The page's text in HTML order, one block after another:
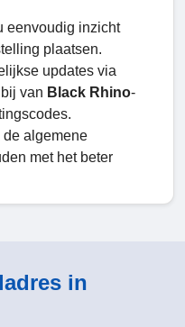
eenvoudig inzicht
plaatsen.
updates via
van Black Rhino-
de algemene
met het beter
in